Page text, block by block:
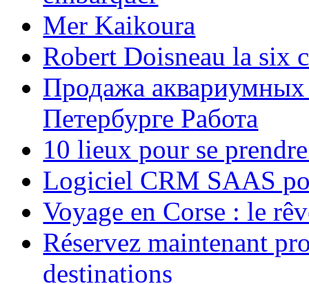
Mer Kaikoura
Robert Doisneau la six
Продажа аквариумных
Петербурге Работа
10 lieux pour se
Logiciel CRM SAAS
Voyage en Corse : le
Réservez maintenant
destinations